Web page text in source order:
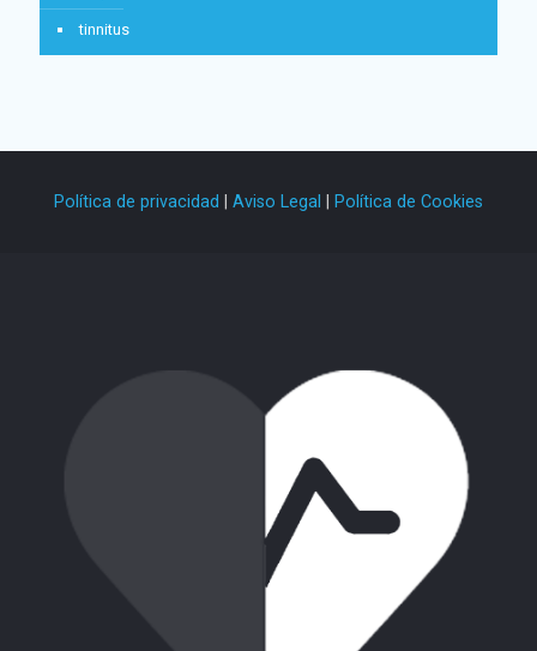
tinnitus
Política de privacidad | Aviso Legal | Política de Cookies